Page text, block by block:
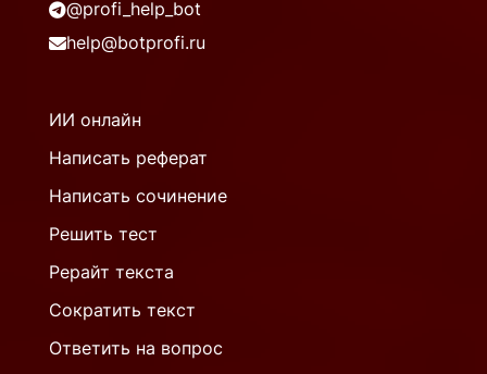
@profi_help_bot
help@botprofi.ru
ИИ онлайн
Написать реферат
Написать сочинение
Решить тест
Рерайт текста
Сократить текст
Ответить на вопрос